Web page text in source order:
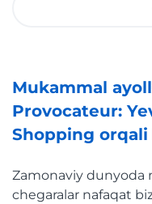
Mukammal
Provocateur:
Shopping
Zamonaviy dunyoda
chegaralar nafaqat